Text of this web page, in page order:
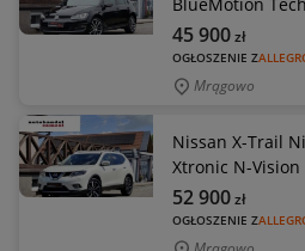
OGŁOSZENIE Z
45 900zł
Mrągowo
Nissan X-Trail
Xtronic N-Vision
OGŁOSZENIE Z
52 900zł